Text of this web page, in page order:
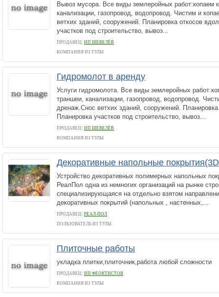
Вывоз мусора. Все виды землеройных работ:копаем
канализации, газопровод, водопровод. Чистим и
ветхих зданий, сооружений. Планировка откосов
участков под строительство, вывоз...
ПРОДАВЕЦ: ИП ШЕВЕЛЁВ
КОМПАНИЯ ИЗ ТУЛЫ
Гидромолот в аренду
Услуги гидромолота. Все виды землеройных
траншеи, канализации, газопровод, водопровод.
дренаж.Снос ветхих зданий, сооружений. Планировка
Планировка участков под строительство, вывоз...
ПРОДАВЕЦ: ИП ШЕВЕЛЁВ
КОМПАНИЯ ИЗ ТУЛЫ
Декоративные напольные
Устройство декоративных полимерных напольных
РеалПол одна из немногих организаций на рынке
специализирующаяся на отдельно взятом
декоративных покрытий (напольных , настенных,...
ПРОДАВЕЦ: РЕАЛ-ПОЛ
ПОЛЬЗОВАТЕЛЬ ИЗ ТУЛЫ
Плиточные работы
укладка плитки,плиточник,работа любой сложности
ПРОДАВЕЦ: ИП ФЕОКТИСТОВ
КОМПАНИЯ ИЗ ТУЛЫ